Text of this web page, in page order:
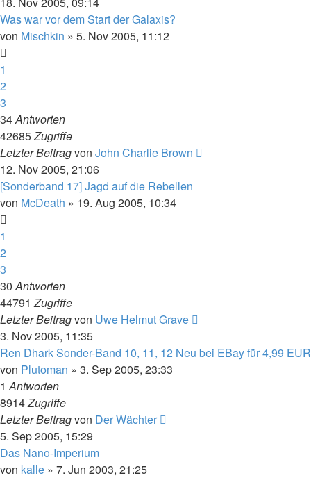
Was war vor dem Start der Galaxis?
von Mischkin » 5. Nov 2005, 11:12
1
2
3
34Antworten
42685Zugriffe
Letzter Beitragvon John Charlie Brown
12. Nov 2005, 21:06
[Sonderband 17] Jagd auf die Rebellen
von McDeath » 19. Aug 2005, 10:34
1
2
3
30Antworten
44791Zugriffe
Letzter Beitragvon Uwe Helmut Grave
3. Nov 2005, 11:35
Ren Dhark Sonder-Band 10, 11, 12 Neu bei EBay für 4,99 EUR
von Plutoman » 3. Sep 2005, 23:33
1Antworten
8914Zugriffe
Letzter Beitragvon Der Wächter
5. Sep 2005, 15:29
Das Nano-Imperium
von kalle » 7. Jun 2003, 21:25